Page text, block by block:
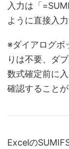
入力は「
ように直接入
※ダイアログボ
りは不要、ダ
数式確定前に
確認することが
Excelの